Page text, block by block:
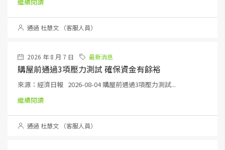
繼續閱讀
通過 杜慧文 （客服人員）
2026 年 8 月 7 日 最新消息
購屋前通過3項壓力測試 確保資金有餘裕
來源：經濟日報 2026-08-04 購屋前通過3項壓力測試...
繼續閱讀
通過 杜慧文 （客服人員）